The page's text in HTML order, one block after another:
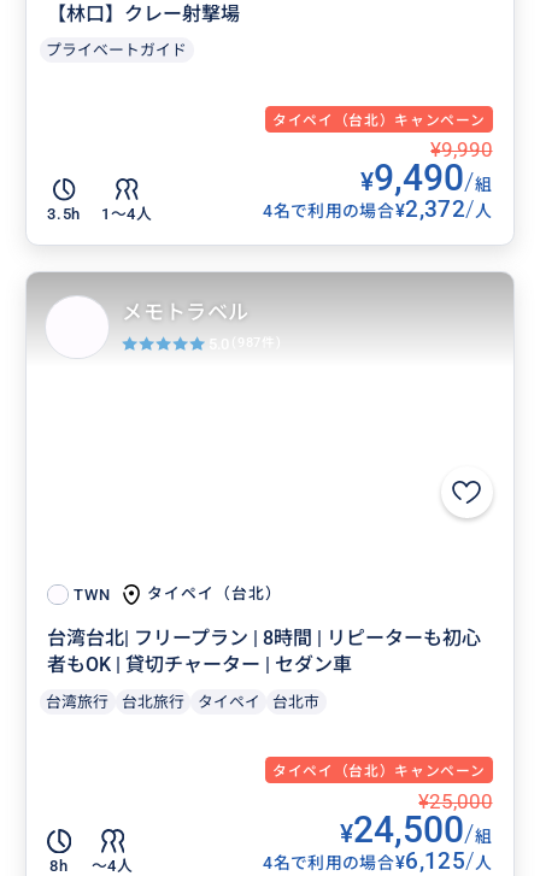
【林口】クレー射撃場
プライベートガイド
タイペイ（台北）キャンペーン
3.5h 1〜4人
¥9,990
¥9,490/組
4名で利用の場合¥2,372/人
TWN タイペイ（台北）
台湾台北| フリープラン | 8時間 | リピーターも初心
者もOK | 貸切チャーター | セダン車
台湾旅行 台北旅行 タイペイ 台北市
タイペイ（台北）キャンペーン
8h 〜4人
¥25,000
¥24,500/組
4名で利用の場合¥6,125/人
メモトラベル
5.0